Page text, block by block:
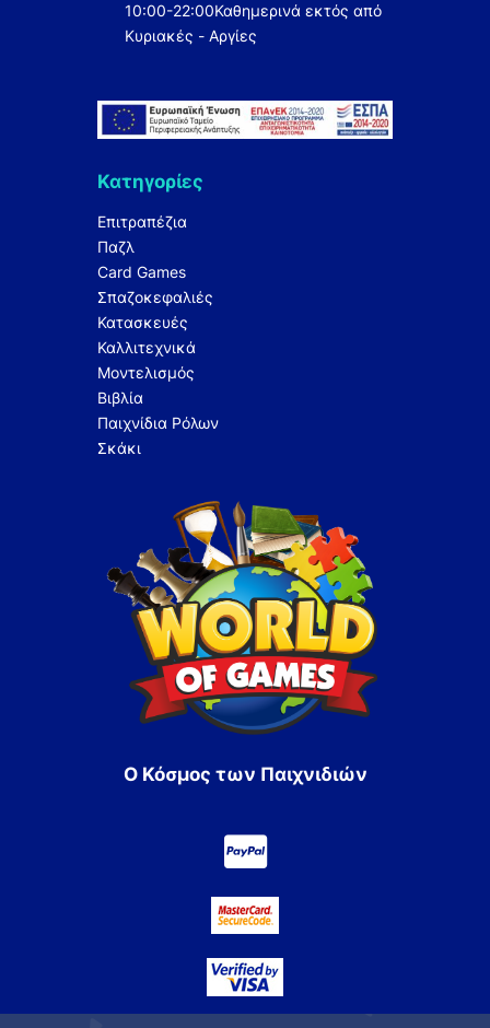
10:00-22:00Καθημερινά εκτός από
Κυριακές - Αργίες
Κατηγορίες
Επιτραπέζια
Παζλ
Card Games
Σπαζοκεφαλιές
Κατασκευές
Καλλιτεχνικά
Μοντελισμός
Βιβλία
Παιχνίδια Ρόλων
Σκάκι
Ο Κόσμος των Παιχνιδιών